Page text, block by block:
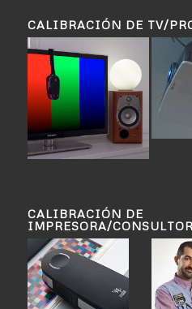
CALIBRACIÓN DE TV/
CALIBRACIÓN DE
IMPRESORA/